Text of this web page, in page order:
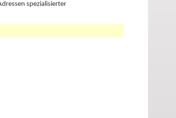
spezialisierter